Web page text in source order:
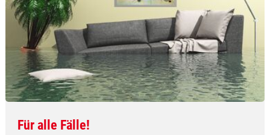
Für alle Fälle!